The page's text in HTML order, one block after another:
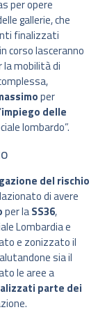
per opere
gallerie, che
finalizzati
corso lasceranno
mobilità di
per
impiego delle
lombardo”.
del rischio
di avere
per laSS36,
Lombardia e
e zonizzato il
sia il
le aree a
parte dei